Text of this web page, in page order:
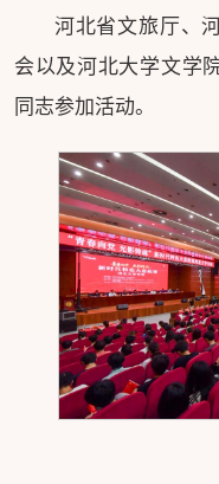
河北省文旅厅、
会以及河北大学文学
同志参加活动。